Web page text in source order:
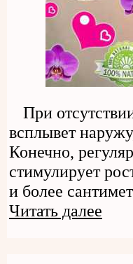
При
всплывет
Конечно,
стимулирует
и более
Читать далее